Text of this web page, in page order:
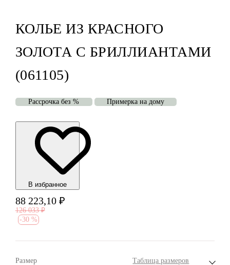
КОЛЬЕ ИЗ КРАСНОГО
ЗОЛОТА С БРИЛЛИАНТАМИ
(061105)
Рассрочка без % Примерка на дому
В избранноe
88 223,10 ₽
126 033 ₽
-30 %
Размер Таблица размеров